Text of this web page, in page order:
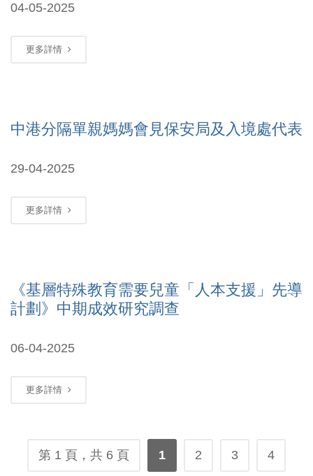
04-05-2025
更多詳情
中港分隔單親媽媽會見保安局及入境處代表
29-04-2025
更多詳情
《基層特殊教育需要兒童「人本支援」先導
計劃》中期成效研究調查
06-04-2025
更多詳情
第 1 頁，共 6 頁 1 2 3 4